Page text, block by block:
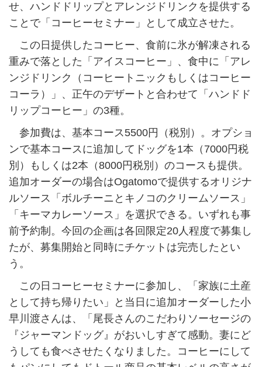
せ、ハンドドリップとアレンジドリンクを提供する
ことで「コーヒーセミナー」として成立させた。
この日提供したコーヒー、食前に氷が解凍される
重みで落とした「アイスコーヒー」、食中に「アレ
ンジドリンク（コーヒートニックもしくはコーヒー
コーラ）」、正午のデザートと合わせて「ハンドド
リップコーヒー」の3種。
参加費は、基本コース5500円（税別）。オプショ
ンで基本コースに追加してドッグを1本（7000円税
別）もしくは2本（8000円税別）のコースも提供。
追加オーダーの場合はOgatomoで提供するオリジナ
ルソース「ボルチーニとキノコのクリームソース」
「キーマカレーソース」を選択できる。いずれも事
前予約制。今回の企画は各回限定20人程度で募集し
たが、募集開始と同時にチケットは完売したとい
う。
この日コーヒーセミナーに参加し、「家族に土産
として持ち帰りたい」と当日に追加オーダーした小
早川渡さんは、「尾長さんのこだわりソーセージの
『ジャーマンドッグ』がおいしすぎて感動。妻にど
うしても食べさせたくなりました。コーヒーにして